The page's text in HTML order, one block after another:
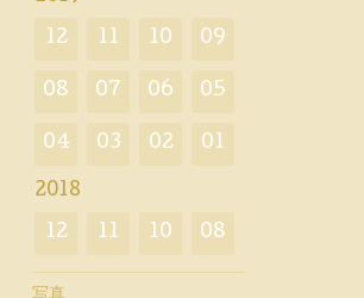
12 11 10 09
08 07 06 05
04 03 02 01
2018
12 11 10 08